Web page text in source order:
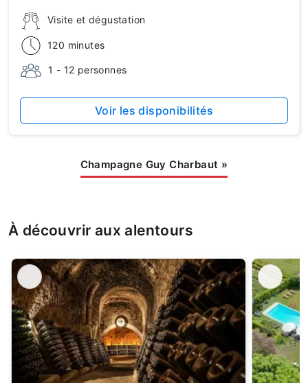
Visite et dégustation
120 minutes
1 - 12 personnes
Voir les disponibilités
Champagne Guy Charbaut »
À découvrir aux alentours